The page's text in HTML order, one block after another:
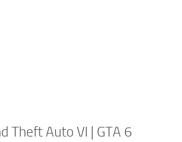
Theft Auto VI | GTA 6